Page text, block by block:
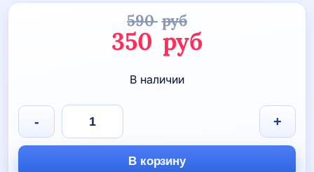
590 руб
цена
составляла
350 руб
Текущая
цена:
В наличии
Количество
товара
СВЕТОВОВОЗВРАЩАЮЩАЯ
НАКЛЕЙКА
- +
В корзину